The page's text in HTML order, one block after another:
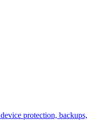
protection, backups,